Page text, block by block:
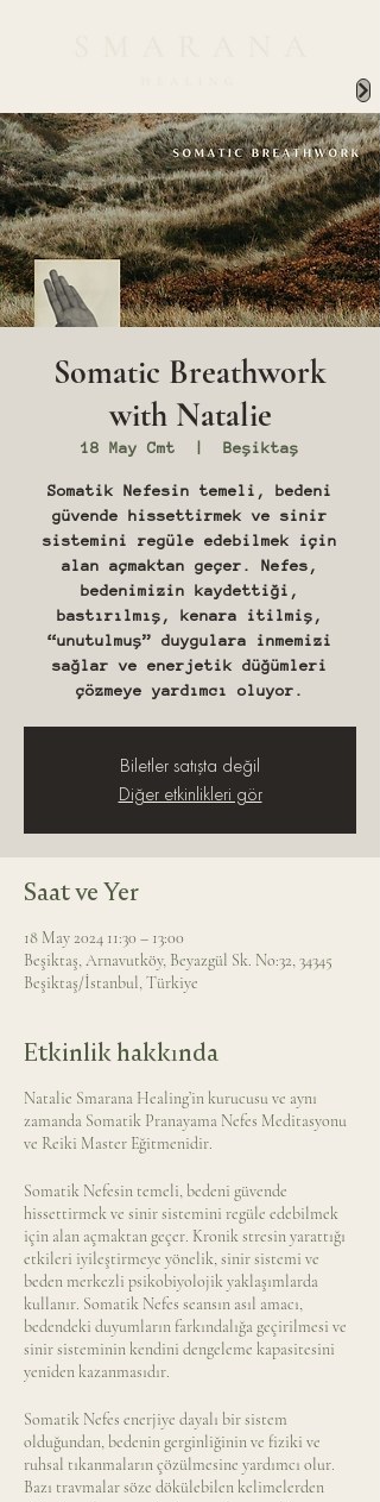
Somatic Breathwork
with Natalie
18 May Cmt Beşiktaş
Somatik Nefesin temeli, bedeni
güvende hissettirmek ve sinir
sistemini regüle edebilmek için
alan açmaktan geçer. Nefes,
bedenimizin kaydettiği,
bastırılmış, kenara itilmiş,
“unutulmuş” duygulara inmemizi
sağlar ve enerjetik düğümleri
çözmeye yardımcı oluyor.
Biletler satışta değil
Diğer etkinlikleri gör
Saat ve Yer
18 May 2024 11:30 – 13:00
Beşiktaş, Arnavutköy, Beyazgül Sk. No:32, 34345
Beşiktaş/İstanbul, Türkiye
Etkinlik hakkında
Natalie Smarana Healing’in kurucusu ve aynı
zamanda Somatik Pranayama Nefes Meditasyonu
ve Reiki Master Eğitmenidir.
Somatik Nefesin temeli, bedeni güvende
hissettirmek ve sinir sistemini regüle edebilmek
için alan açmaktan geçer. Kronik stresin yarattığı
etkileri iyileştirmeye yönelik, sinir sistemi ve
beden merkezli psikobiyolojik yaklaşımlarda
kullanır. Somatik Nefes seansın asıl amacı,
bedendeki duyumların farkındalığa geçirilmesi ve
sinir sisteminin kendini dengeleme kapasitesini
yeniden kazanmasıdır.
Somatik Nefes enerjiye dayalı bir sistem
olduğundan, bedenin gerginliğinin ve fiziki ve
ruhsal tıkanmaların çözülmesine yardımcı olur.
Bazı travmalar söze dökülebilen kelimelerden